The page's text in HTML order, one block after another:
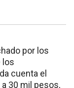
por los
los
cuenta el
30 mil pesos,